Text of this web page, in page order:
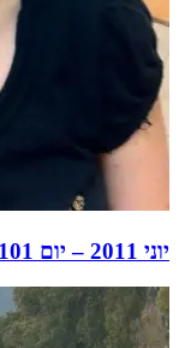
יוני 2011 – יום 101, רחל. שפיות זמנית